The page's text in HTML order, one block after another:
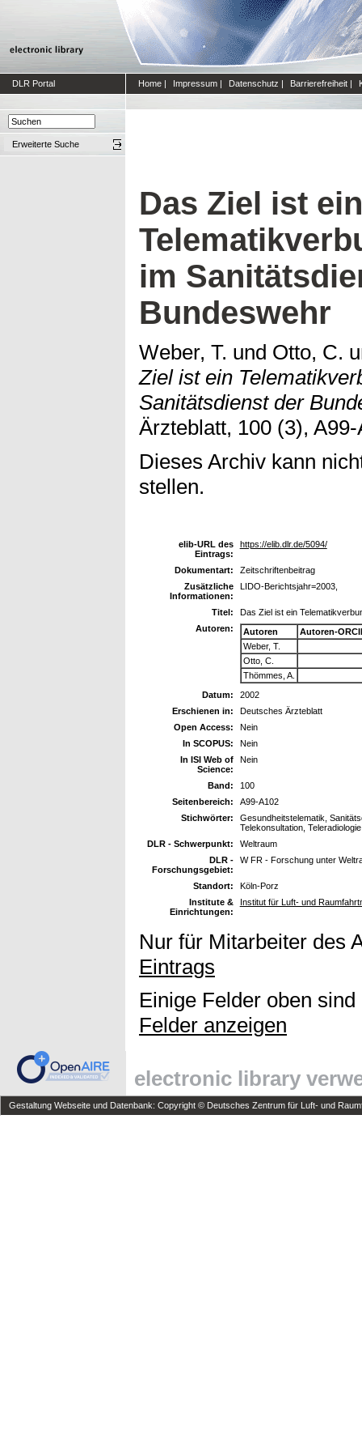
DLR Portal Home | Impressum | Datenschutz | Barrierefreiheit |
Erweiterte Suche
Das Ziel ist ein
im
Bundeswehr
Weber, T. und Otto, C.
Ziel ist ein
Sanitätsdienst der
Ärzteblatt, 100 (3),
Dieses Archiv kann
stellen.
elib-URL des
Eintrags:
https://elib.dlr.de/5094/
Dokumentart:
Zeitschriftenbeitrag
Zusätzliche
Informationen:
LIDO-Berichtsjahr=2003,
Titel:
Das Ziel ist ein
Autoren:
Autoren
Autoren-
Weber, T.
Otto, C.
Thömmes, A.
Datum:
2002
Erschienen in:
Deutsches Ärzteblatt
Open Access:
Nein
In SCOPUS:
Nein
In ISI Web of
Science:
Nein
Band:
100
Seitenbereich:
A99-A102
Stichwörter:
Gesundheitstelematik,
Telekonsultation,
DLR - Schwerpunkt:
Weltraum
DLR -
Forschungsgebiet:
W FR - Forschung unter
Standort:
Köln-Porz
Institute &
Einrichtungen:
Institut für Luft- und
Nur für Mitarbeiter des
Eintrags
Einige Felder oben
Felder anzeigen
electronic library
Gestaltung Webseite und Datenbank: Copyright © Deutsches Zentrum für Luft- und